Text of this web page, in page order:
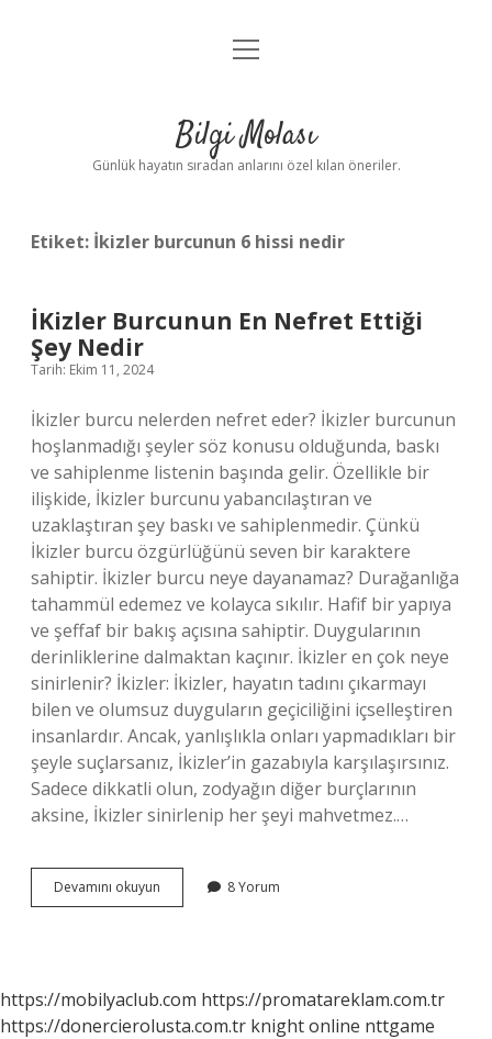
Anasayfa
Yasal Uyarı
menüyü
Bilgi Molası
Günlük hayatın sıradan anlarını özel kılan öneriler.
Etiket: İkizler burcunun 6 hissi nedir
İKizler Burcunun En Nefret Ettiği
Şey Nedir
Tarih: Ekim 11, 2024
İkizler burcu nelerden nefret eder? İkizler burcunun
hoşlanmadığı şeyler söz konusu olduğunda, baskı
ve sahiplenme listenin başında gelir. Özellikle bir
ilişkide, İkizler burcunu yabancılaştıran ve
uzaklaştıran şey baskı ve sahiplenmedir. Çünkü
İkizler burcu özgürlüğünü seven bir karaktere
sahiptir. İkizler burcu neye dayanamaz? Durağanlığa
tahammül edemez ve kolayca sıkılır. Hafif bir yapıya
ve şeffaf bir bakış açısına sahiptir. Duygularının
derinliklerine dalmaktan kaçınır. İkizler en çok neye
sinirlenir? İkizler: İkizler, hayatın tadını çıkarmayı
bilen ve olumsuz duyguların geçiciliğini içselleştiren
insanlardır. Ancak, yanlışlıkla onları yapmadıkları bir
şeyle suçlarsanız, İkizler’in gazabıyla karşılaşırsınız.
Sadece dikkatli olun, zodyağın diğer burçlarının
aksine, İkizler sinirlenip her şeyi mahvetmez.…
Devamını okuyun
Burcunun
Nedir
8 Yorum
https://mobilyaclub.com https://promatareklam.com.tr
https://donercierolusta.com.tr knight online nttgame